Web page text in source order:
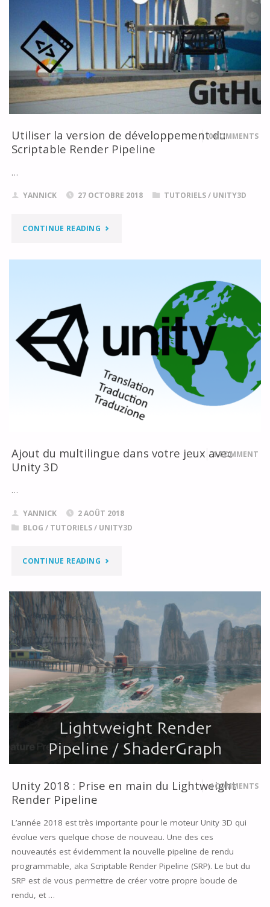
ENGINE"
Utiliser la version de développement du
Scriptable Render Pipeline
0 COMMENTS
…
YANNICK 27 OCTOBRE 2018 TUTORIELS/ UNITY3D
CONTINUE READING "UTILISER
DÉVELOPPEMENT
DU
SCRIPTABLE
RENDER
PIPELINE"
Ajout du multilingue dans votre jeux avec
Unity 3D
1 COMMENT
…
YANNICK
2 AOÛT 2018
BLOG / TUTORIELS/ UNITY3D
CONTINUE READING "AJOUT
MULTILINGUE
DANS
VOTRE
JEUX
AVEC
UNITY
3D"
Unity 2018 : Prise en main du Lightweight
Render Pipeline
4 COMMENTS
L’année 2018 est très importante pour le moteur Unity 3D qui
évolue vers quelque chose de nouveau. Une des ces
nouveautés est évidemment la nouvelle pipeline de rendu
programmable, aka Scriptable Render Pipeline (SRP). Le but du
SRP est de vous permettre de créer votre propre boucle de
rendu, et …